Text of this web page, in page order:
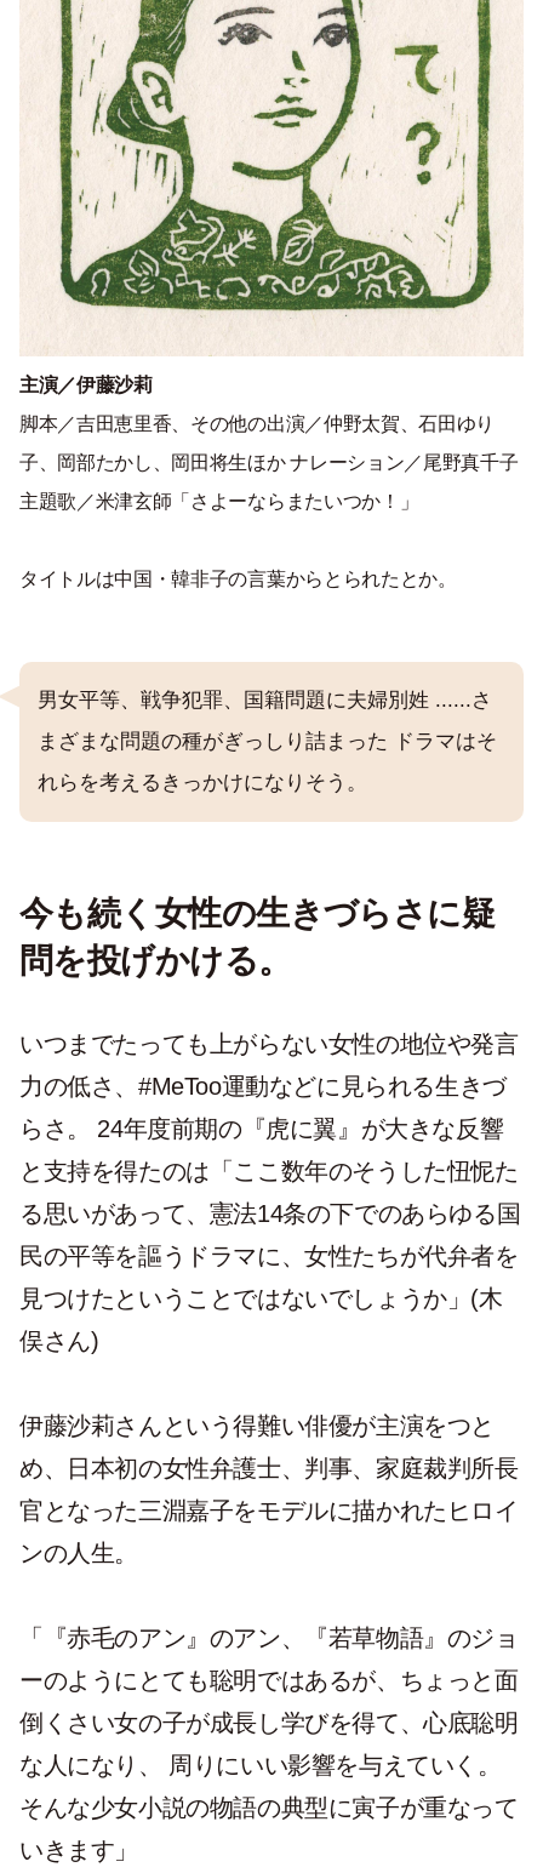
主演／伊藤沙莉
脚本／吉田恵里香、その他の出演／仲野太賀、石田ゆり
子、岡部たかし、岡田将生ほか ナレーション／尾野真千子
主題歌／米津玄師「さよーならまたいつか！」
タイトルは中国・韓非子の言葉からとられたとか。
男女平等、戦争犯罪、国籍問題に夫婦別姓 ......さ
まざまな問題の種がぎっしり詰まった ドラマはそ
れらを考えるきっかけになりそう。
今も続く女性の生きづらさに疑
問を投げかける。
いつまでたっても上がらない女性の地位や発言
力の低さ、#MeToo運動などに見られる生きづ
らさ。 24年度前期の『虎に翼』が大きな反響
と支持を得たのは「ここ数年のそうした忸怩た
る思いがあって、憲法14条の下でのあらゆる国
民の平等を謳うドラマに、女性たちが代弁者を
見つけたということではないでしょうか」(木
俣さん)
伊藤沙莉さんという得難い俳優が主演をつと
め、日本初の女性弁護士、判事、家庭裁判所長
官となった三淵嘉子をモデルに描かれたヒロイ
ンの人生。
「『赤毛のアン』のアン、『若草物語』のジョ
ーのようにとても聡明ではあるが、ちょっと面
倒くさい女の子が成長し学びを得て、心底聡明
な人になり、 周りにいい影響を与えていく。
そんな少女小説の物語の典型に寅子が重なって
いきます」